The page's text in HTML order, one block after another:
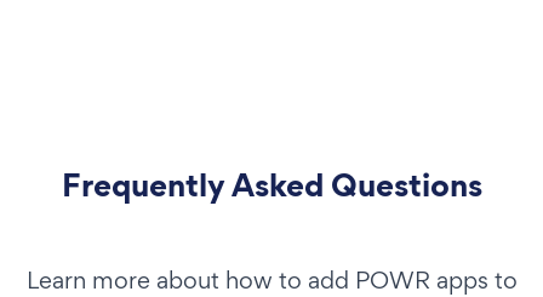
Frequently Asked Questions
Learn more about how to add POWR apps to